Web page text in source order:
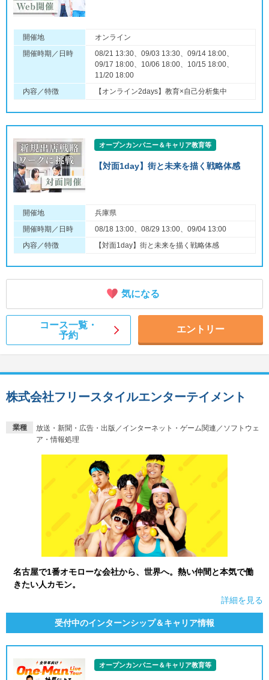
開催地
オンライン
開催時期／日時
08/21 13:30、09/03 13:30、09/14 18:00、
09/17 18:00、10/06 18:00、10/15 18:00、
11/20 18:00
内容／特徴
【オンライン2days】教育×自己分析集中
オープンカンパニー＆キャリア教育等
【対面1day】街と未来を描く戦略体感
開催地
兵庫県
開催時期／日時
08/18 13:00、08/29 13:00、09/04 13:00
内容／特徴
【対面1day】街と未来を描く戦略体感
気になる
コース一覧・
予約
エントリー
業種
放送・新聞・広告・出版／インターネット・ゲーム関連／ソフトウェ
ア・情報処理
株式会社フリースタイルエンターテイメント
名古屋で1番オモローな会社から、世界へ。熱い仲間と本気で働
きたい人カモン。
詳細を見る
受付中のインターンシップ＆キャリア情報
オープンカンパニー＆キャリア教育等